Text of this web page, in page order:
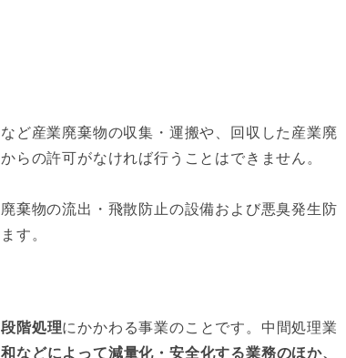
ど産業廃棄物の収集・運搬や、回収した産業廃
らの許可がなければ行うことはできません。
棄物の流出・飛散防止の設備および悪臭発生防
す。
階処理にかかわる事業のことです。中間処理業
などによって減量化・安全化する業務のほか、